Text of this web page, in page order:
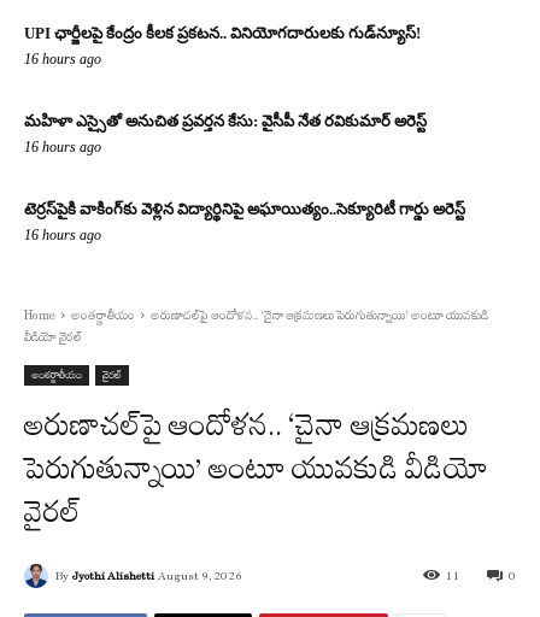
UPI ఛార్జీలపై కేంద్రం కీలక ప్రకటన.. వినియోగదారులకు గుడ్‌న్యూస్!
16 hours ago
మహిళా ఎస్సైతో అనుచిత ప్రవర్తన కేసు: వైసీపీ నేత రవికుమార్ అరెస్ట్
16 hours ago
టెర్రస్‌పైకి వాకింగ్‌కు వెళ్లిన విద్యార్థినిపై అఘాయిత్యం..సెక్యూరిటీ గార్డు అరెస్ట్
16 hours ago